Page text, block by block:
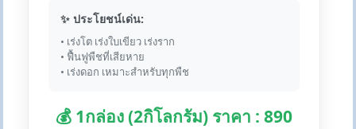
✨ ประโยชน์เด่น:
• เร่งโต เร่งใบเขียว เร่งราก
• ฟื้นฟูพืชที่เสียหาย
• เร่งดอก เหมาะสำหรับทุกพืช
💰 1กล่อง (2กิโลกรัม) ราคา : 890